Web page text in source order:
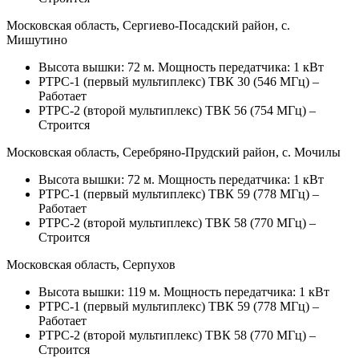
Московская область, Сергиево-Посадский район, с.
Мишутино
Высота вышки: 72 м. Мощность передатчика: 1 кВт
РТРС-1 (первый мультиплекс) ТВК 30 (546 МГц) –
Работает
РТРС-2 (второй мультиплекс) ТВК 56 (754 МГц) –
Строится
Московская область, Серебряно-Прудский район, с. Мочилы
Высота вышки: 72 м. Мощность передатчика: 1 кВт
РТРС-1 (первый мультиплекс) ТВК 59 (778 МГц) –
Работает
РТРС-2 (второй мультиплекс) ТВК 58 (770 МГц) –
Строится
Московская область, Серпухов
Высота вышки: 119 м. Мощность передатчика: 1 кВт
РТРС-1 (первый мультиплекс) ТВК 59 (778 МГц) –
Работает
РТРС-2 (второй мультиплекс) ТВК 58 (770 МГц) –
Строится